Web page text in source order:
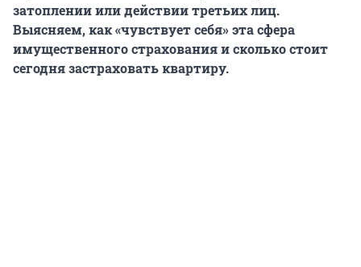
затоплении или действии третьих лиц.
Выясняем, как «чувствует себя» эта сфера
имущественного страхования и сколько стоит
сегодня застраховать квартиру.